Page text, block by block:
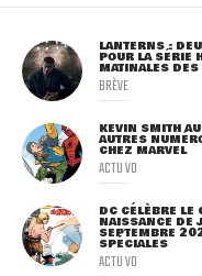
LANTERNS :
POUR LA SÉRIE
MATINALES DES
BRÈVE
KEVIN SMITH
AUTRES
CHEZ MARVEL
ACTU VO
DC CÉLÈBRE LE
NAISSANCE DE
SEPTEMBRE
SPÉCIALES
ACTU VO